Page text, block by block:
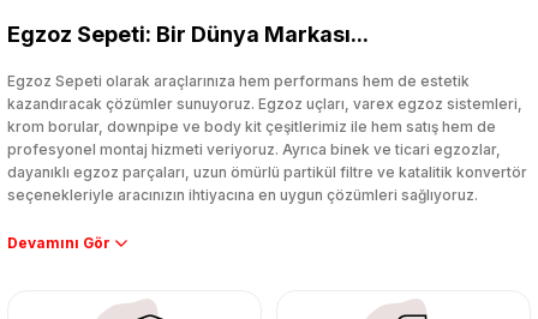
Egzoz Sepeti: Bir Dünya Markası...
Egzoz Sepeti olarak araçlarınıza hem performans hem de estetik
kazandıracak çözümler sunuyoruz. Egzoz uçları, varex egzoz sistemleri,
krom borular, downpipe ve body kit çeşitlerimiz ile hem satış hem de
profesyonel montaj hizmeti veriyoruz. Ayrıca binek ve ticari egzozlar,
dayanıklı egzoz parçaları, uzun ömürlü partikül filtre ve katalitik konvertör
seçenekleriyle aracınızın ihtiyacına en uygun çözümleri sağlıyoruz.
Performans artışı isteyen sürücüler için özel performans egzozları ve
çıkma orijinal ürünler ile yenileyebilir, body kit uygulamalarıyla aracınızın